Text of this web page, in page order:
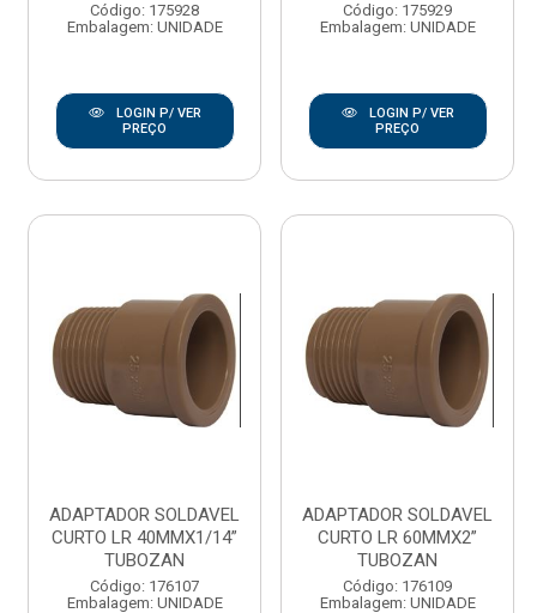
Código: 175928
Embalagem: UNIDADE
LOGIN P/ VER
PREÇO
Código: 175929
Embalagem: UNIDADE
LOGIN P/ VER
PREÇO
ADAPTADOR SOLDAVEL
CURTO LR 40MMX1/14”
TUBOZAN
Código: 176107
Embalagem: UNIDADE
ADAPTADOR SOLDAVEL
CURTO LR 60MMX2”
TUBOZAN
Código: 176109
Embalagem: UNIDADE